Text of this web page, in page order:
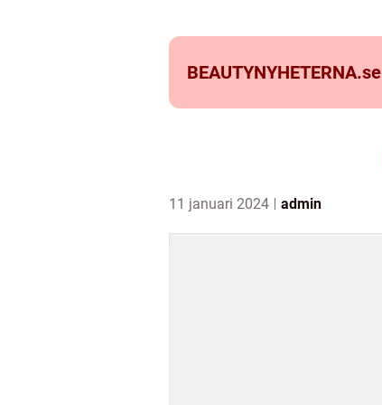
BEAUTYNYHETERNA.se
11 januari 2024 admin